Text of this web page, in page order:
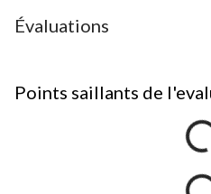
Évaluations
Points saillants de